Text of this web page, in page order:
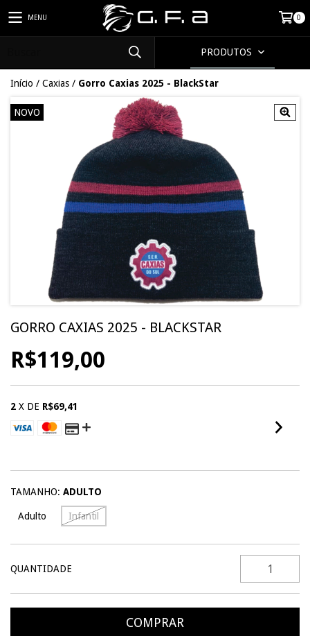
MENU 0
PRODUTOS
Início / Caxias / Gorro Caxias 2025 - BlackStar
NOVO
GORRO CAXIAS 2025 - BLACKSTAR
R$119,00
2 X DE R$69,41
TAMANHO: ADULTO
Adulto Infantil
QUANTIDADE